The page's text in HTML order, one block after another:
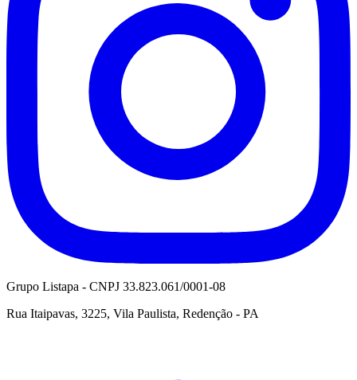
Grupo Listapa - CNPJ 33.823.061/0001-08
Rua Itaipavas, 3225, Vila Paulista, Redenção - PA